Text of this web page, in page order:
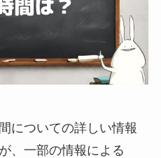
についての詳しい情報
、一部の情報による